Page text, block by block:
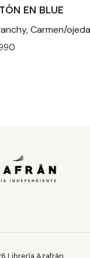
EN BLUE
Carmen/
Librería Azafrán.